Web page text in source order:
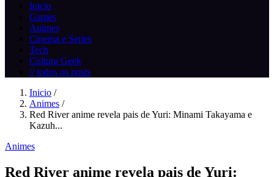
Inicio
Games
Animes
Cinema e Series
Tech
Cultura Geek
// todos os posts
Inicio /
Animes /
Red River anime revela pais de Yuri: Minami Takayama e
Kazuh...
Animes
Red River anime revela pais de Yuri: